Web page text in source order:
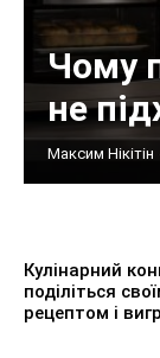
Чому
не
Максим Нікітін
Кулінарний
поділіться
рецептом і